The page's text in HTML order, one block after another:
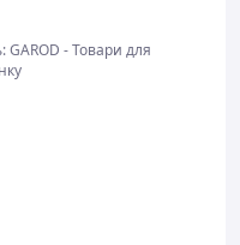
GAROD - Товари для